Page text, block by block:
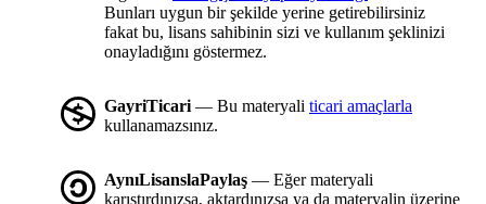
Bunları uygun bir şekilde yerine getirebilirsiniz
fakat bu, lisans sahibinin sizi ve kullanım şeklinizi
onayladığını göstermez.
GayriTicari — Bu materyali ticari amaçlarla
kullanamazsınız.
AynıLisanslaPaylaş — Eğer materyali
karıştırdınızsa, aktardınızsa ya da materyalin üzerine